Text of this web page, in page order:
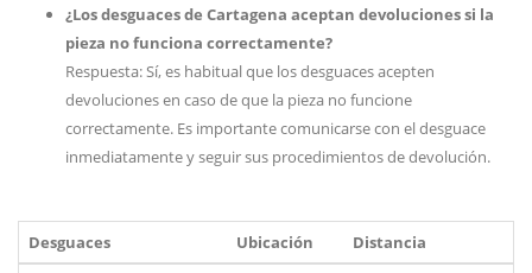
¿Los desguaces de Cartagena aceptan devoluciones si la
pieza no funciona correctamente?
Respuesta: Sí, es habitual que los desguaces acepten
devoluciones en caso de que la pieza no funcione
correctamente. Es importante comunicarse con el desguace
inmediatamente y seguir sus procedimientos de devolución.
Desguaces Ubicación
Distancia